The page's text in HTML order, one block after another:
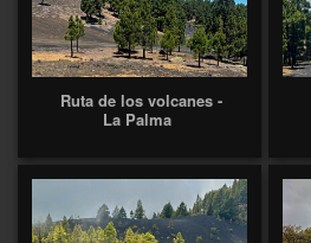
Ruta de los volcanes -
La Palma